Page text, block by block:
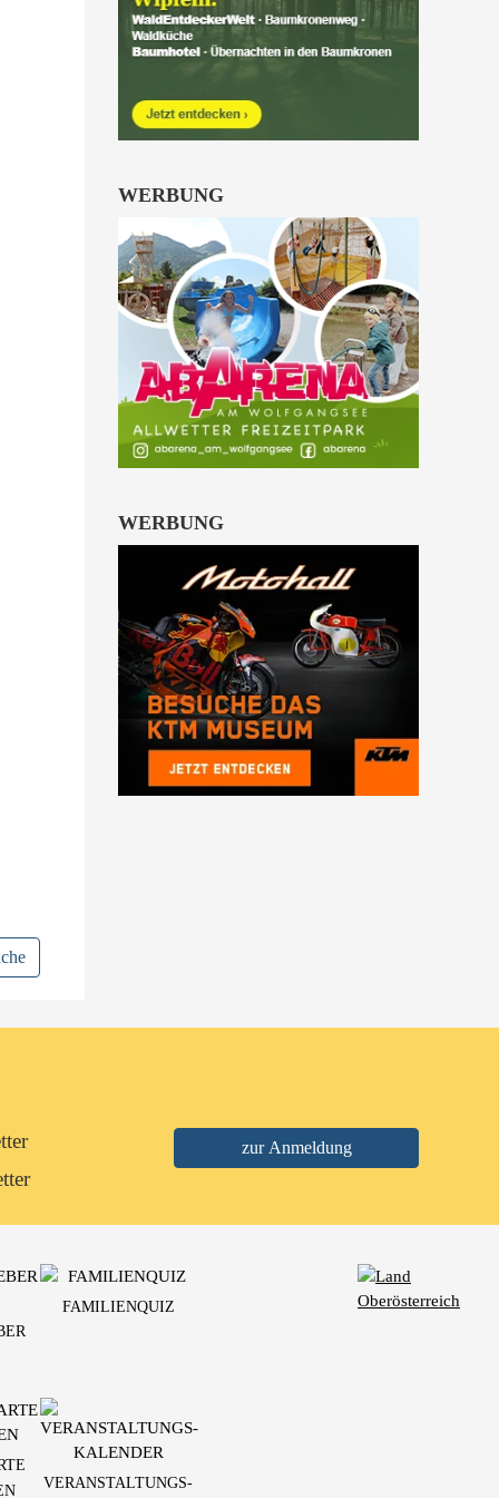
Kinder von 6 bis 10
Jahren.
WERBUNG
WERBUNG
FAMILIENQUIZ
VERANSTALTUNGS-